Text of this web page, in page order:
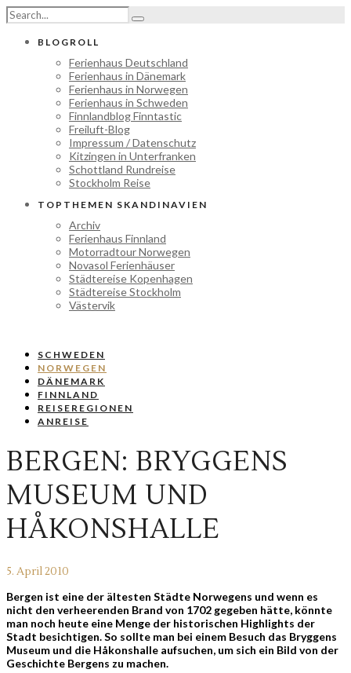
BLOGROLL
Ferienhaus Deutschland
Ferienhaus in Dänemark
Ferienhaus in Norwegen
Ferienhaus in Schweden
Finnlandblog Finntastic
Freiluft-Blog
Impressum / Datenschutz
Kitzingen in Unterfranken
Schottland Rundreise
Stockholm Reise
TOPTHEMEN SKANDINAVIEN
Archiv
Ferienhaus Finnland
Motorradtour Norwegen
Novasol Ferienhäuser
Städtereise Kopenhagen
Städtereise Stockholm
Västervik
SCHWEDEN
NORWEGEN
DÄNEMARK
FINNLAND
REISEREGIONEN
ANREISE
BERGEN: BRYGGENS
MUSEUM UND
HÅKONSHALLE
5. April 2010
Bergen ist eine der ältesten Städte Norwegens und wenn es
nicht den verheerenden Brand von 1702 gegeben hätte, könnte
man noch heute eine Menge der historischen Highlights der
Stadt besichtigen. So sollte man bei einem Besuch das Bryggens
Museum und die Håkonshalle aufsuchen, um sich ein Bild von der
Geschichte Bergens zu machen.